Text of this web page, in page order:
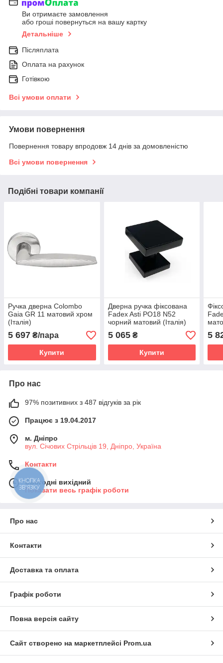
Ви отримаєте замовлення
або гроші повернуться на вашу картку
Детальніше
Післяплата
Оплата на рахунок
Готівкою
Всі умови оплати
Умови повернення
Повернення товару впродовж 14 днів за домовленістю
Всі умови повернення
Подібні товари компанії
Ручка дверна Colombo
Gaia GR 11 матовий хром
(Італія)
5 697 ₴/пара
Купити
Дверна ручка фіксована
Fadex Asti PO18 N52
чорний матовий (Італія)
5 065₴
Купити
5
Про нас
97% позитивних з 487 відгуків за рік
Працює з 19.04.2017
м. Дніпро
вул. Січових Стрільців 19, Дніпро, Україна
Контакти
Сьогодні вихідний
Показати весь графік роботи
Про нас
Контакти
Доставка та оплата
Графік роботи
Повна версія сайту
Сайт створено на маркетплейсі Prom.ua
КНОПКА
ЗВ'ЯЗКУ